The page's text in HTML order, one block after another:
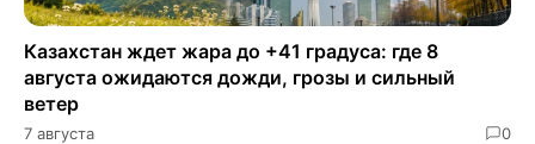
Казахстан ждет жара до +41 градуса: где 8
августа ожидаются дожди, грозы и сильный
ветер
7 августа 0